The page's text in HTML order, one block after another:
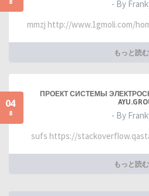
- By
mmzj http://www.1gmoli.com/
もっと読む
04
8
ПРОЕКТ СИСТЕМЫ
- By
sufs https://
もっと読む